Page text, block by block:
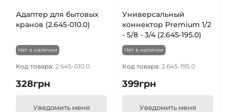
Адаптер для бытовых
кранов (2.645-010.0)
Нет в наличии
Код товара: 2.645-010.0
328грн
Уведомить меня
Универсальный
коннектор Premium 1/2
- 5/8 - 3/4 (2.645-195.0)
Нет в наличии
Код товара: 2.645-195.0
399грн
Уведомить меня